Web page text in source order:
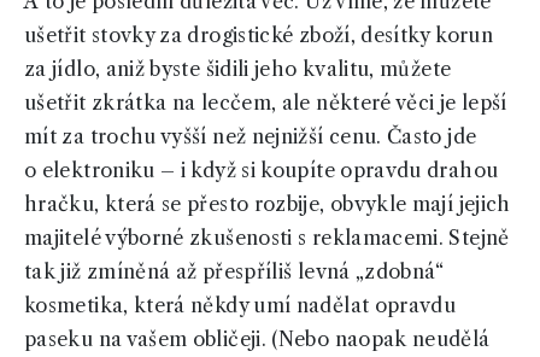
ušetřit stovky za drogistické zboží, desítky korun
za jídlo, aniž byste šidili jeho kvalitu, můžete
ušetřit zkrátka na lecčem, ale některé věci je lepší
mít za trochu vyšší než nejnižší cenu. Často jde
o elektroniku – i když si koupíte opravdu drahou
hračku, která se přesto rozbije, obvykle mají jejich
majitelé výborné zkušenosti s reklamacemi. Stejně
tak již zmíněná až přespříliš levná „zdobná“
kosmetika, která někdy umí nadělat opravdu
paseku na vašem obličeji. (Nebo naopak neudělá